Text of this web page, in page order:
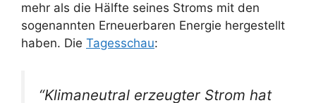
mehr als die Hälfte seines Stroms mit den
sogenannten Erneuerbaren Energie hergestellt
haben. Die Tagesschau:
“Klimaneutral erzeugter Strom hat